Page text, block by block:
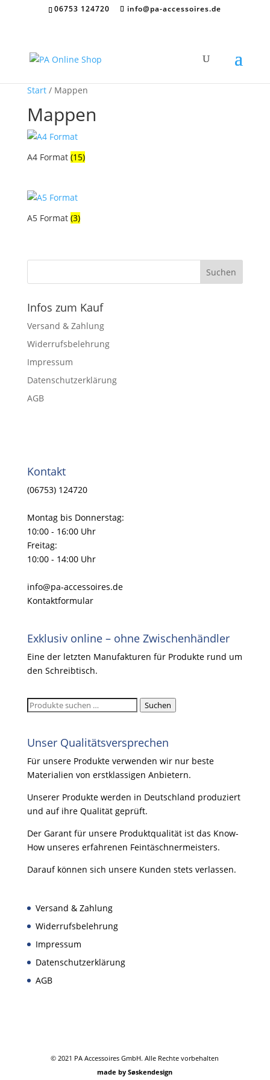
06753 124720 info@pa-accessoires.de
Start/ Mappen
Mappen
A4 Format (15)
A5 Format (3)
Infos zum Kauf
Versand & Zahlung
Widerrufsbelehrung
Impressum
Datenschutzerklärung
AGB
Kontakt
(06753) 124720
Montag bis Donnerstag:
10:00 - 16:00 Uhr
Freitag:
10:00 - 14:00 Uhr
info@pa-accessoires.de
Kontaktformular
Exklusiv online – ohne Zwischenhändler
Eine der letzten Manufakturen für Produkte rund um
den Schreibtisch.
Suchen
Suchen
Unser Qualitätsversprechen
Für unsere Produkte verwenden wir nur beste
Materialien von erstklassigen Anbietern.
Unserer Produkte werden in Deutschland produziert
und auf ihre Qualität geprüft.
Der Garant für unsere Produktqualität ist das Know-
How unseres erfahrenen Feintäschnermeisters.
Darauf können sich unsere Kunden stets verlassen.
Versand & Zahlung
Widerrufsbelehrung
Impressum
Datenschutzerklärung
AGB
© 2021 PA Accessoires GmbH. Alle Rechte vorbehalten
made by Søskendesign